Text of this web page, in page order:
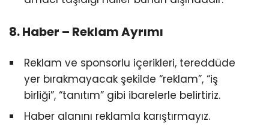
8. Haber – Reklam Ayrımı
Reklam ve sponsorlu içerikleri, tereddüde
yer bırakmayacak şekilde “reklam”, “iş
birliği”, “tanıtım” gibi ibarelerle belirtiriz.
Haber alanını reklamla karıştırmayız.